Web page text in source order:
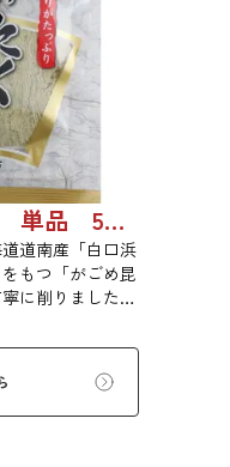
ぜいたくとろろ 22g 単品 5袋セット 20袋セット 1743
道南産「白口浜
もつ「がごめ昆
に削りました。
堪能ください。